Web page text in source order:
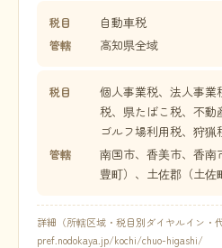
税目 自動車税
管轄 高知県全域
税目
個人事業税、法人事
税、県たばこ税、不動
ゴルフ場利用税、狩猟
管轄
南国市、香美市、香南
豊町）、土佐郡（土佐
詳細（所轄区域・税目別ダイヤルイン・
pref.nodokaya.jp/kochi/chuo-higashi/